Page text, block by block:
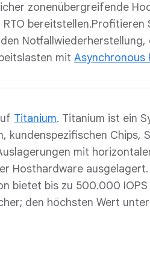
zonenübergreifende
RTO
mitAsynchronous
Titanium. Titanium ist ein
kundenspezifischen Chips,
mit
Hosthardware
bietet bis zu 500.000
den höchsten Wert